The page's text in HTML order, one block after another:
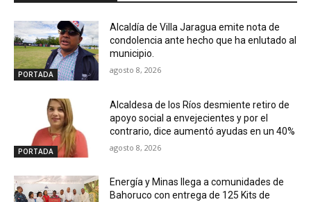
PORTADA
Alcaldía de Villa Jaragua emite nota de
condolencia ante hecho que ha enlutado al
municipio.
agosto 8, 2026
PORTADA
Alcaldesa de los Ríos desmiente retiro de
apoyo social a envejecientes y por el
contrario, dice aumentó ayudas en un 40%
agosto 8, 2026
Energía y Minas llega a comunidades de
Bahoruco con entrega de 125 Kits de